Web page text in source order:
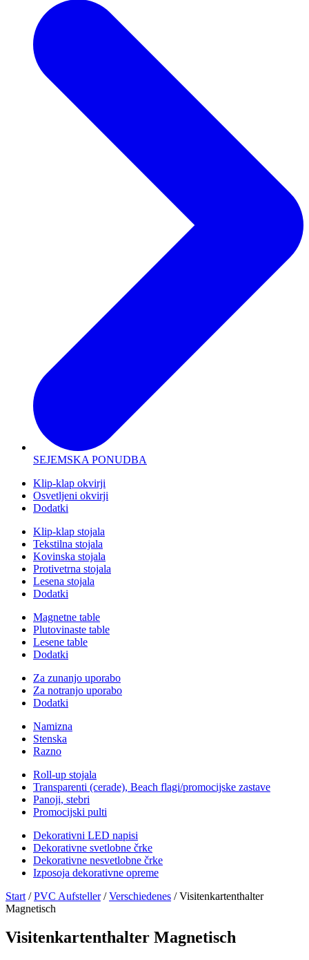
SEJEMSKA PONUDBA
Klip-klap okvirji
Osvetljeni okvirji
Dodatki
Klip-klap stojala
Tekstilna stojala
Kovinska stojala
Protivetrna stojala
Lesena stojala
Dodatki
Magnetne table
Plutovinaste table
Lesene table
Dodatki
Za zunanjo uporabo
Za notranjo uporabo
Dodatki
Namizna
Stenska
Razno
Roll-up stojala
Transparenti (cerade), Beach flagi/promocijske zastave
Panoji, stebri
Promocijski pulti
Dekorativni LED napisi
Dekorativne svetlobne črke
Dekorativne nesvetlobne črke
Izposoja dekorativne opreme
Start /PVC Aufsteller/Verschiedenes / Visitenkartenthalter
Magnetisch
Visitenkartenthalter Magnetisch